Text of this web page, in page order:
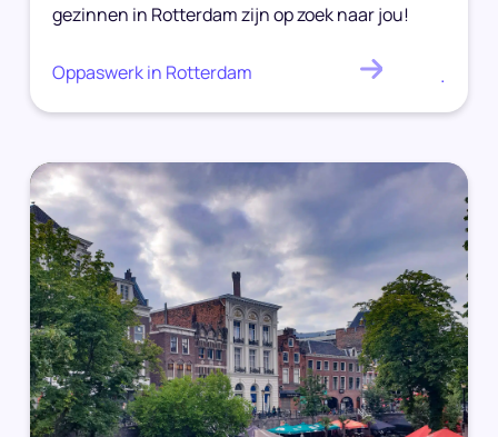
gezinnen in Rotterdam zijn op zoek naar jou!
Oppaswerk in Rotterdam .